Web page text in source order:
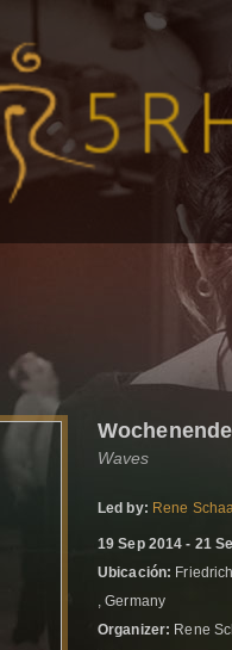
Waves
Led by: Rene
19 Sep 2014 - 21
Ubicación:
, Germany
Organizer: Rene